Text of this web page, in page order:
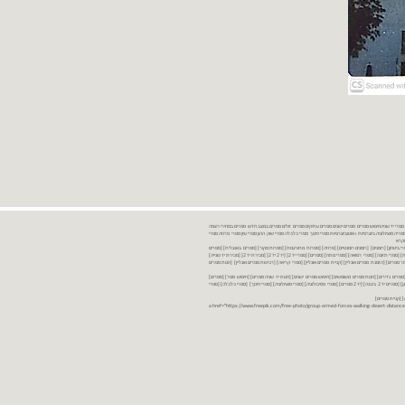
ספרים יד שניה ספרים משומשים ספרים חדשים ספרים יד 2 מכירת ספרים יד שניה ספרי יד שניהחיפוש ספרים ספרים ישנים ספרים עתיקים ספרים זולים ספרים במצב חדש ספרים במחירי רצפה
במבצע ספרים יד 2 ברמת גן ספרים יד 2 ביבנה יד 2 ספרים ספרי פסיכולוגיה ספריה סוציולוגיה ביוגרפיות ו אוטוביוגרפיות ספרי חינוך ספרי כלכלה ספרי שוק ההון ספרי עיון ספרי פרוזה ספרי
ביטחון] [רומנים] [רומנים רומנטיים] [פרוזה] [ספרות מתורגמת] [ספרות מקור] [ספרים באנגלית] [ספרים
חדשים מהחנות] [ספרים מומלצים] [ספרי בישול] [ספרי עידן חדש] [ספרי עסקים] [ספרי מורשת] [מחזות] [ספרי שירה] [ספרי בריאות] [ספרי תזונה] [ספרי רפואה] [ספרי מתח] [ספרים] [ספרי יד 2[ [יד 2 יד 2[ [מכירת יד 2[ [מכירת יד שנייה]
יד 2[ [ספר] [ספרים יד 2[ [הזמנת ספרים] [יד 2 ספרים] [ספרים בזול] [אתר ספרים] [הזמנת ספרים אונליין] [קניית ספרים אונליין] [ספרי קריאה] [רכישת ספרים אונליין] [חנות ספרים
נדירים] [חנות ספרים משומשים] [חיפוש ספרים ישנים] [חנות יד שניה ספרים] [חיפוש ספר] [ספרים]
[חנות ספרים זולים] [ספרים חדשים] [ספרים במחירי רצפה] [ספרים במשלוח חינם] [ספרים במשלוח עד הבית] [ספרים יד 2 ברמת גן] [ספרים יד 2 ביבנה] [יד 2 ספרים] [ספרי פסיכולוגיה] [ספרי סוציולוגיה] [ספרי חינוך] [ספרי כלכלה] [ספרי
[קניית ספרים]
<a href="https://www.freepik.com/free-photo/group-armed-forces-walking-desert-